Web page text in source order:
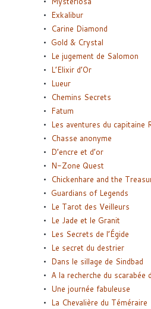
Exkalibur
Carine Diamond
Gold & Crystal
Le jugement de Salomon
L’Elixir d’Or
Lueur
Chemins Secrets
Fatum
Les aventures du capitaine
Chasse anonyme
D’encre et d’or
N-Zone Quest
Chickenhare and the
Guardians of Legends
Le Tarot des Veilleurs
Le Jade et le Granit
Les Secrets de l’Égide
Le secret du destrier
Dans le sillage de Sindbad
A la recherche du scarabée
Une journée fabuleuse
La Chevalière du Téméraire